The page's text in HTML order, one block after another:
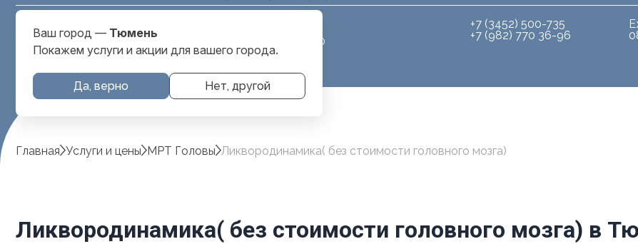
Тюмень
Карнацевича, д. 10
+7 (3452) 500-735
+7 (982) 770 36-96
Ваш город — Тюмень
Покажем услуги и акции для вашего города.
Да, верно Нет, другой
Главная Услуги и цены МРТ Головы Ликвородинамика( без стоимости головного мозга)
Ликвородинамика( без стоимости головного мозга) в